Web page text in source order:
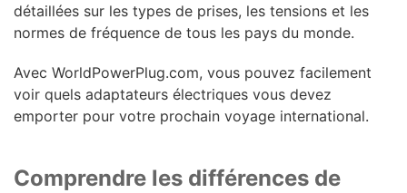
détaillées sur les types de prises, les tensions et les
normes de fréquence de tous les pays du monde.
Avec WorldPowerPlug.com, vous pouvez facilement
voir quels adaptateurs électriques vous devez
emporter pour votre prochain voyage international.
Comprendre les différences de